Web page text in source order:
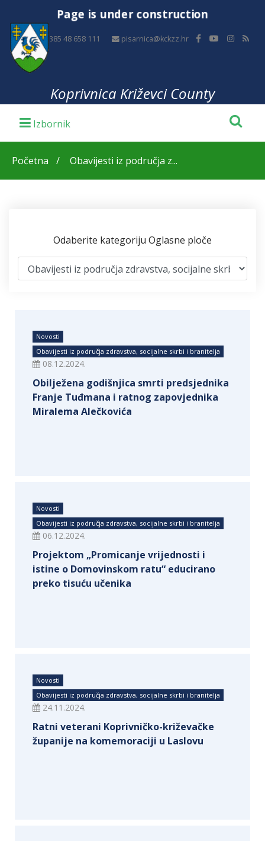
Page is under construction
+385 48 658 111 pisarnica@kckzz.hr
Koprivnica Križevci County
Početna Obavijesti iz područja z...
Odaberite kategoriju Oglasne ploče
Novosti
Obavijesti iz područja zdravstva, socijalne skrbi i branitelja
08.12.2024.
Obilježena godišnjica smrti predsjednika
Franje Tuđmana i ratnog zapovjednika
Miralema Alečkovića
Novosti
Obavijesti iz područja zdravstva, socijalne skrbi i branitelja
06.12.2024.
Projektom „Promicanje vrijednosti i
istine o Domovinskom ratu“ educirano
preko tisuću učenika
Novosti
Obavijesti iz područja zdravstva, socijalne skrbi i branitelja
24.11.2024.
Ratni veterani Koprivničko-križevačke
županije na komemoraciji u Laslovu